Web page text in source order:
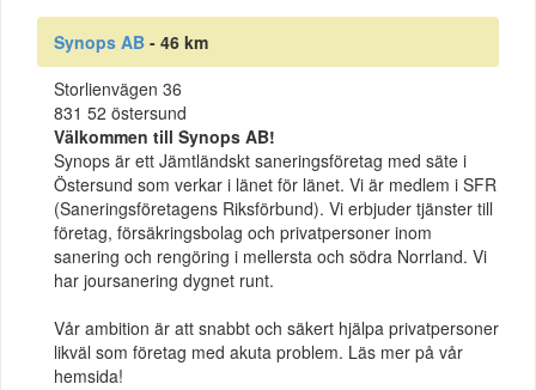
Synops AB - 46 km
Storlienvägen 36
831 52 östersund
Välkommen till Synops AB!
Synops är ett Jämtländskt saneringsföretag med säte i
Östersund som verkar i länet för länet. Vi är medlem i SFR
(Saneringsföretagens Riksförbund). Vi erbjuder tjänster till
företag, försäkringsbolag och privatpersoner inom
sanering och rengöring i mellersta och södra Norrland. Vi
har joursanering dygnet runt.
Vår ambition är att snabbt och säkert hjälpa privatpersoner
likväl som företag med akuta problem. Läs mer på vår
hemsida!